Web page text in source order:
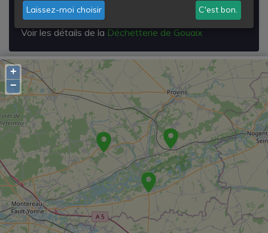
Gouaix
Voir les détails de laDéchetterie de Gouaix
+
−
Laissez-moi choisir C'est bon.